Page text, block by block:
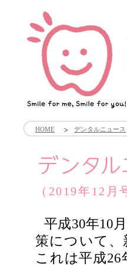
HOME デンタルニュース
（2019年12月
平成30年10
策について
これは平成26